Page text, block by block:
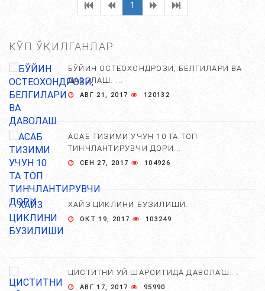
1
КЎП ЎҚИЛГАНЛАР
БЎЙИН ОСТЕОХОНДРОЗИ, БЕЛГИЛАРИ ВА
ДАВОЛАШ. ...
АВГ 21, 2017 120132
АСАБ ТИЗИМИ УЧУН 10 ТА ТОП
ТИНЧЛАНТИРУВЧИ ДОРИ...
СЕН 27, 2017 104926
ХАЙЗ ЦИКЛИНИ БУЗИЛИШИ...
ОКТ 19, 2017 103249
ЦИСТИТНИ УЙ ШАРОИТИДА ДАВОЛАШ....
АВГ 17, 2017 95990